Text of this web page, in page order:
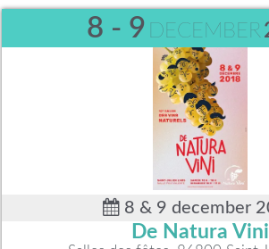
8 - 9 DECEMBER
8 & 9 december
De Natura Vini